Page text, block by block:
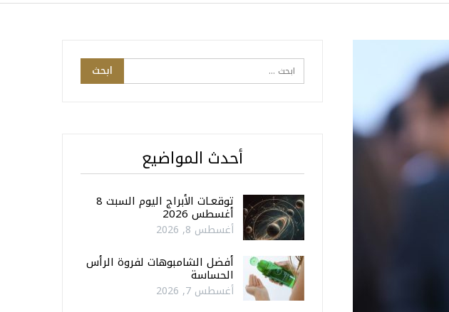
أحدث المواضيع
توقعـات الأبراج اليوم السبت 8
أغسطس 2026
أغسطس 8, 2026
أفضل الشامبوهات لفروة الرأس
الحساسة
أغسطس 7, 2026